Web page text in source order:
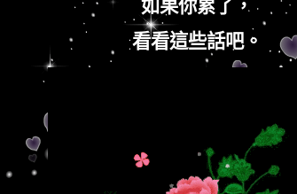
如果你累了，
看看這些話吧。